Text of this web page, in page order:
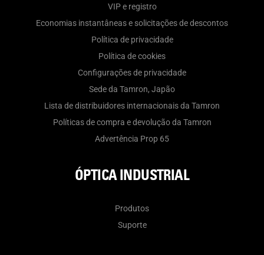
VIP e registro
Economias instantâneas e solicitações de descontos
Política de privacidade
Política de cookies
Configurações de privacidade
Sede da Tamron, Japão
Lista de distribuidores internacionais da Tamron
Políticas de compra e devolução da Tamron
Advertência Prop 65
ÓPTICA INDUSTRIAL
Produtos
Suporte